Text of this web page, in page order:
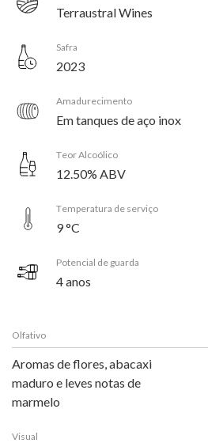
Terraustral Wines
Safra
2023
Amadurecimento
Em tanques de aço inox
Teor Alcoólico
12.50% ABV
Temperatura de serviço
9 °C
Potencial de guarda
4 anos
Olfativo
Aromas de flores, abacaxi
maduro e leves notas de
marmelo
Visual